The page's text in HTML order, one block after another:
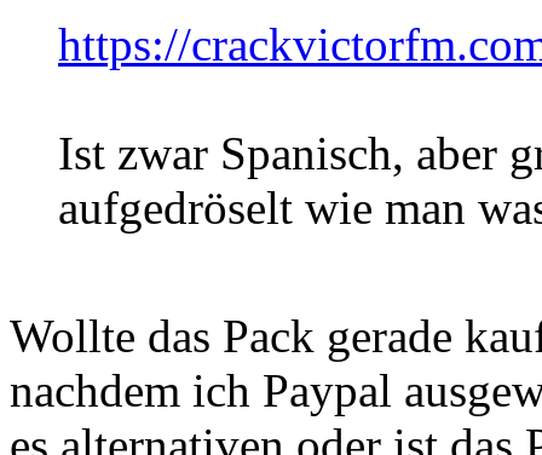
https://
Ist zwar Spanisch, aber
aufgedröselt wie man
Wollte das Pack gerade
nachdem ich Paypal